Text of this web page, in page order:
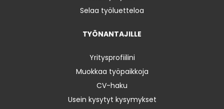
Selaa työluetteloa
TYÖNANTAJILLE
Yritysprofiilini
Muokkaa työpaikkoja
CV-haku
Usein kysytyt kysymykset